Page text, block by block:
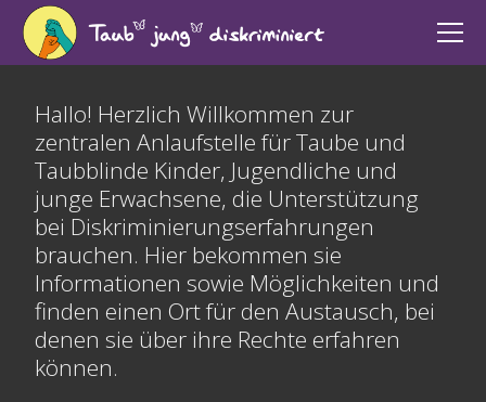
Hallo! Herzlich Willkommen zur
zentralen Anlaufstelle für Taube und
Taubblinde Kinder, Jugendliche und
junge Erwachsene, die Unterstützung
bei Diskriminierungserfahrungen
brauchen. Hier bekommen sie
Informationen sowie Möglichkeiten und
finden einen Ort für den Austausch, bei
denen sie über ihre Rechte erfahren
können.